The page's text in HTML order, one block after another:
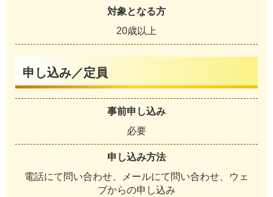
対象となる方
20歳以上
申し込み／定員
事前申し込み
必要
申し込み方法
電話にて問い合わせ、メールにて問い合わせ、ウェ
ブからの申し込み